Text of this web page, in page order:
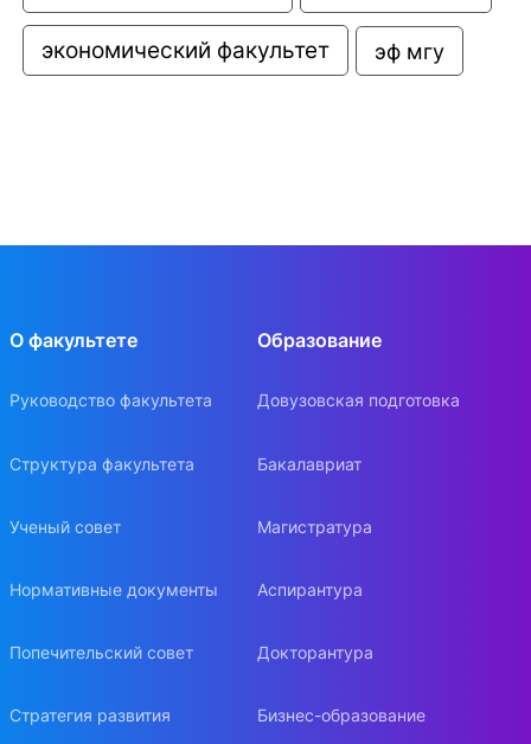
экономический факультет эф мгу
О факультете
Руководство факультета
Структура факультета
Ученый совет
Нормативные документы
Попечительский совет
Стратегия развития
Образование
Довузовская подготовка
Бакалавриат
Магистратура
Аспирантура
Докторантура
Бизнес-образование